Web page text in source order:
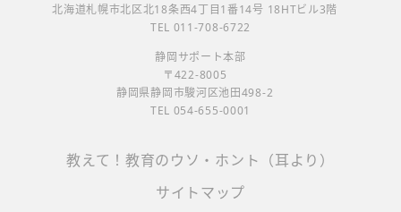
北海道札幌市北区北18条西4丁目1番14号 18HTビル3階
TEL 011-708-6722
静岡サポート本部
〒422-8005
静岡県静岡市駿河区池田498-2
TEL 054-655-0001
サイトマップ
教えて！教育のウソ・ホント（耳より）